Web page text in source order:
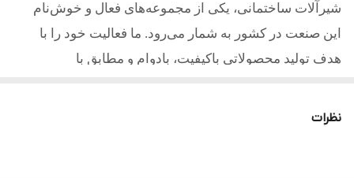
شیرآلات ساختمانی، یکی از مجموعه‌های فعال و خوش‌نام
این صنعت در کشور به شمار می‌رود. ما فعالیت خود را با
هدف تولید محصولاتی باکیفیت، بادوام و مطابق با
فنی و تعهد به مشتریان یکی از مطلوب ترین تولیدکنندگان در
نظرات